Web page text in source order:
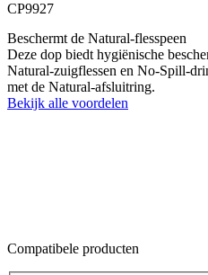
CP9927
Beschermt de Natural-flesspeen
Deze dop biedt hygiënische
Natural-zuigflessen en No-Spill-
met de Natural-afsluitring.
Bekijk alle voordelen
Compatibele producten